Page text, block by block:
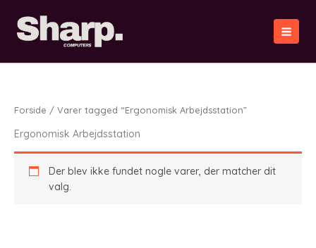
indholdet
Forside / Varer tagged “Ergonomisk Arbejdsstation”
Ergonomisk Arbejdsstation
Der blev ikke fundet nogle varer, der matcher dit
valg.